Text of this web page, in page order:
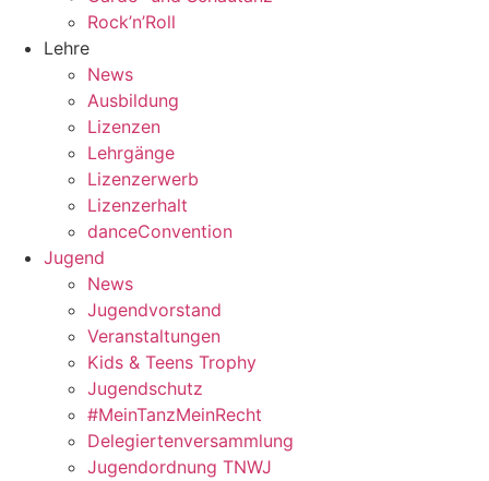
Rock’n’Roll
Lehre
News
Ausbildung
Lizenzen
Lehrgänge
Lizenzerwerb
Lizenzerhalt
danceConvention
Jugend
News
Jugendvorstand
Veranstaltungen
Kids & Teens Trophy
Jugendschutz
#MeinTanzMeinRecht
Delegiertenversammlung
Jugendordnung TNWJ